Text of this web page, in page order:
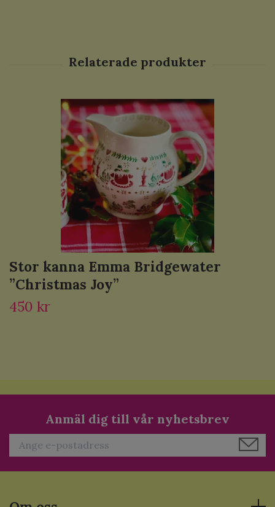
Stor kanna Emma Bridgewater
”Christmas Joy”
450 kr
Anmäl dig till vår nyhetsbrev